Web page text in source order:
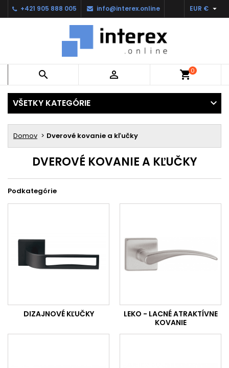
+421 905 888 005 info@interex.online EUR € 
  shopping_cart0
VŠETKY KATEGÓRIE
Domov Dverové kovanie a kľučky
DVEROVÉ KOVANIE A KĽUČKY
Podkategórie
DIZAJNOVÉ KĽUČKY
LEKO - LACNÉ ATRAKTÍVNE
KOVANIE